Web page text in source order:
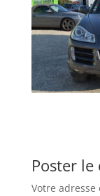
Poster
Votre